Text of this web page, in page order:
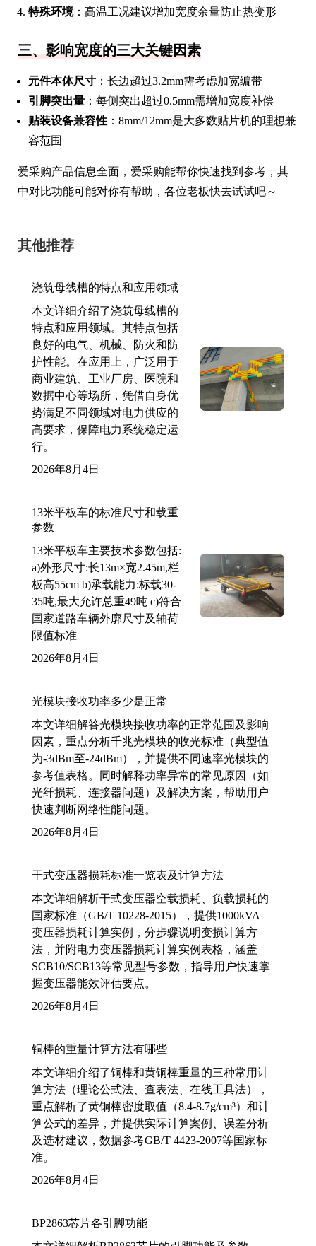
特殊环境：高温工况建议增加宽度余量防止热变形
三、影响宽度的三大关键因素
元件本体尺寸 ：长边超过3.2mm需考虑加宽编带
引脚突出量 ：每侧突出超过0.5mm需增加宽度补偿
贴装设备兼容性 ：8mm/12mm是大多数贴片机的理想兼
容范围
爱采购产品信息全面，爱采购能帮你快速找到参考，其
中对比功能可能对你有帮助，各位老板快去试试吧～
其他推荐
浇筑母线槽的特点和应用领域
本文详细介绍了浇筑母线槽的
特点和应用领域。其特点包括
良好的电气、机械、防火和防
护性能。在应用上，广泛用于
商业建筑、工业厂房、医院和
数据中心等场所，凭借自身优
势满足不同领域对电力供应的
高要求，保障电力系统稳定运
行。
2026年8月4日
13米平板车的标准尺寸和载重
参数
13米平板车主要技术参数包括:
a)外形尺寸:长13m×宽2.45m,栏
板高55cm b)承载能力:标载30-
35吨,最大允许总重49吨 c)符合
国家道路车辆外廓尺寸及轴荷
限值标准
2026年8月4日
光模块接收功率多少是正常
本文详细解答光模块接收功率的正常范围及影响
因素，重点分析千兆光模块的收光标准（典型值
为-3dBm至-24dBm），并提供不同速率光模块的
参考值表格。同时解释功率异常的常见原因（如
光纤损耗、连接器问题）及解决方案，帮助用户
快速判断网络性能问题。
2026年8月4日
干式变压器损耗标准一览表及计算方法
本文详细解析干式变压器空载损耗、负载损耗的
国家标准（GB/T 10228-2015），提供1000kVA
变压器损耗计算实例，分步骤说明变损计算方
法，并附电力变压器损耗计算实例表格，涵盖
SCB10/SCB13等常见型号参数，指导用户快速掌
握变压器能效评估要点。
2026年8月4日
铜棒的重量计算方法有哪些
本文详细介绍了铜棒和黄铜棒重量的三种常用计
算方法（理论公式法、查表法、在线工具法），
重点解析了黄铜棒密度取值（8.4-8.7g/cm³）和计
算公式的差异，并提供实际计算案例、误差分析
及选材建议，数据参考GB/T 4423-2007等国家标
准。
2026年8月4日
BP2863芯片各引脚功能